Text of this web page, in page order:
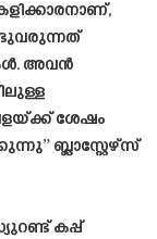
അവൻ
ശേഷം
ബ്ലാസ്റ്റേഴ്‌സ്
കപ്പ്